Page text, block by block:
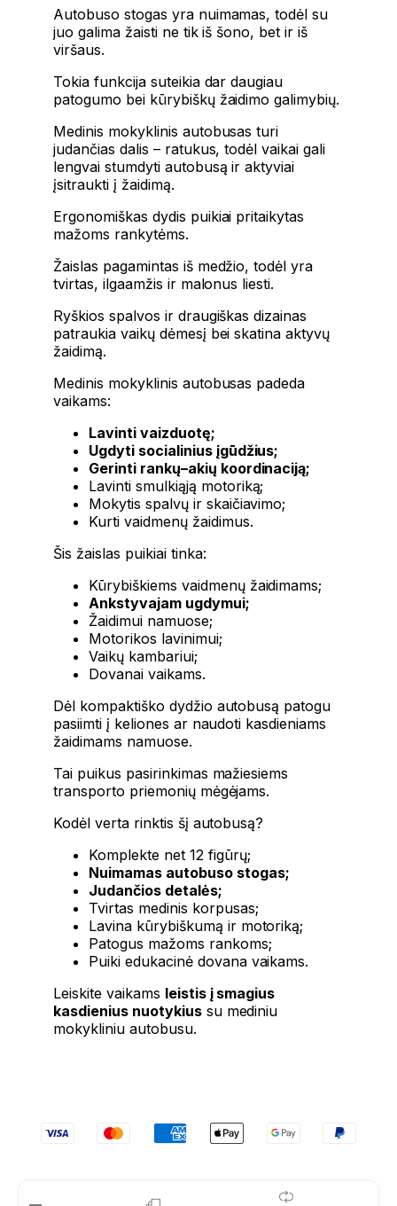
Autobuso stogas yra nuimamas, todėl su
juo galima žaisti ne tik iš šono, bet ir iš
viršaus.
Tokia funkcija suteikia dar daugiau
patogumo bei kūrybiškų žaidimo galimybių.
Medinis mokyklinis autobusas turi
judančias dalis – ratukus, todėl vaikai gali
lengvai stumdyti autobusą ir aktyviai
įsitraukti į žaidimą.
Ergonomiškas dydis puikiai pritaikytas
mažoms rankytėms.
Žaislas pagamintas iš medžio, todėl yra
tvirtas, ilgaamžis ir malonus liesti.
Ryškios spalvos ir draugiškas dizainas
patraukia vaikų dėmesį bei skatina aktyvų
žaidimą.
Medinis mokyklinis autobusas padeda
vaikams:
Lavinti vaizduotę;
Ugdyti socialinius įgūdžius;
Gerinti rankų–akių koordinaciją;
Lavinti smulkiąją motoriką;
Mokytis spalvų ir skaičiavimo;
Kurti vaidmenų žaidimus.
Šis žaislas puikiai tinka:
Kūrybiškiems vaidmenų žaidimams;
Ankstyvajam ugdymui;
Žaidimui namuose;
Motorikos lavinimui;
Vaikų kambariui;
Dovanai vaikams.
Dėl kompaktiško dydžio autobusą patogu
pasiimti į keliones ar naudoti kasdieniams
žaidimams namuose.
Tai puikus pasirinkimas mažiesiems
transporto priemonių mėgėjams.
Kodėl verta rinktis šį autobusą?
Komplekte net 12 figūrų;
Nuimamas autobuso stogas;
Judančios detalės;
Tvirtas medinis korpusas;
Lavina kūrybiškumą ir motoriką;
Patogus mažoms rankoms;
Puiki edukacinė dovana vaikams.
Leiskite vaikams leistis į smagius
kasdienius nuotykiussu mediniu
mokykliniu autobusu.